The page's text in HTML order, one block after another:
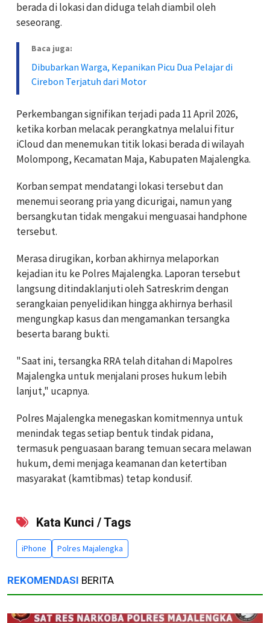
berada di lokasi dan diduga telah diambil oleh
seseorang.
Baca juga:
Dibubarkan Warga, Kepanikan Picu Dua Pelajar di
Cirebon Terjatuh dari Motor
Perkembangan signifikan terjadi pada 11 April 2026,
ketika korban melacak perangkatnya melalui fitur
iCloud dan menemukan titik lokasi berada di wilayah
Molompong, Kecamatan Maja, Kabupaten Majalengka.
Korban sempat mendatangi lokasi tersebut dan
menemui seorang pria yang dicurigai, namun yang
bersangkutan tidak mengakui menguasai handphone
tersebut.
Merasa dirugikan, korban akhirnya melaporkan
kejadian itu ke Polres Majalengka. Laporan tersebut
langsung ditindaklanjuti oleh Satreskrim dengan
serangkaian penyelidikan hingga akhirnya berhasil
mengungkap kasus dan mengamankan tersangka
beserta barang bukti.
"Saat ini, tersangka RRA telah ditahan di Mapolres
Majalengka untuk menjalani proses hukum lebih
lanjut," ucapnya.
Polres Majalengka menegaskan komitmennya untuk
menindak tegas setiap bentuk tindak pidana,
termasuk penguasaan barang temuan secara melawan
hukum, demi menjaga keamanan dan ketertiban
masyarakat (kamtibmas) tetap kondusif.
Kata Kunci / Tags
iPhone Polres Majalengka
REKOMENDASI BERITA